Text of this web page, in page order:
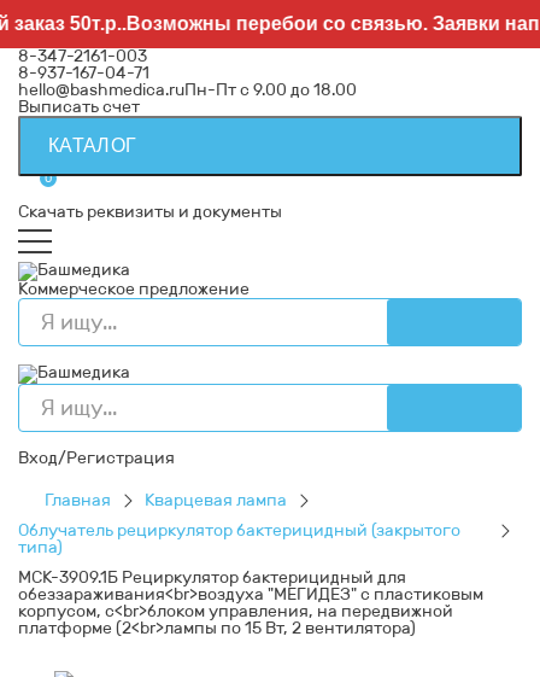
перебои со связью. Заявки
8-347-2161-003
8-937-167-04-71
hello@bashmedica.ruПн-Пт с 9.00 до 18.00
Выписать счет
КАТАЛОГ
0
Скачать реквизиты и документы
Коммерческое предложение
Вход/Регистрация
Главная
Кварцевая лампа
Облучатель рециркулятор бактерицидный (закрытого
типа)
МСК-3909.1Б Рециркулятор бактерицидный для
обеззараживания<br>воздуха "МЕГИДЕЗ" с пластиковым
корпусом, с<br>блоком управления, на передвижной
платформе (2<br>лампы по 15 Вт, 2 вентилятора)